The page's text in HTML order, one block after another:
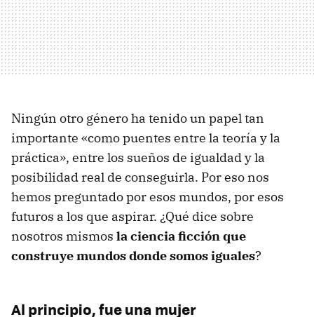
Ningún otro género ha tenido un papel tan
importante «como puentes entre la teoría y la
práctica», entre los sueños de igualdad y la
posibilidad real de conseguirla. Por eso nos
hemos preguntado por esos mundos, por esos
futuros a los que aspirar. ¿Qué dice sobre
nosotros mismos la ciencia ficción que
construye mundos donde somos iguales?
Al principio, fue una mujer